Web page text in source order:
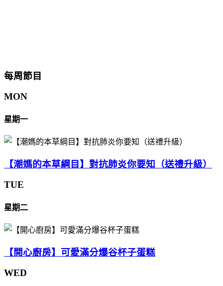
每周節目
MON
星期一
【潮媽的本草綱目】對抗肺炎你要知（送禮升級）
TUE
星期二
【開心廚房】可愛滿分爆谷杯子蛋糕
WED